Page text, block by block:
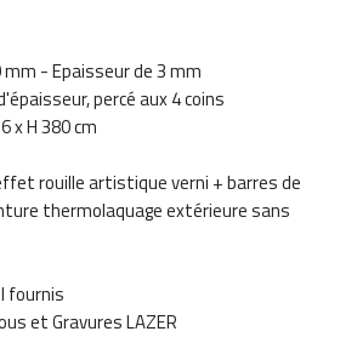
mm - Epaisseur de 3 mm
percé aux 4 coins
x H 380 cm
rouille artistique verni + barres de
thermolaquage extérieure sans
fournis
et Gravures LAZER